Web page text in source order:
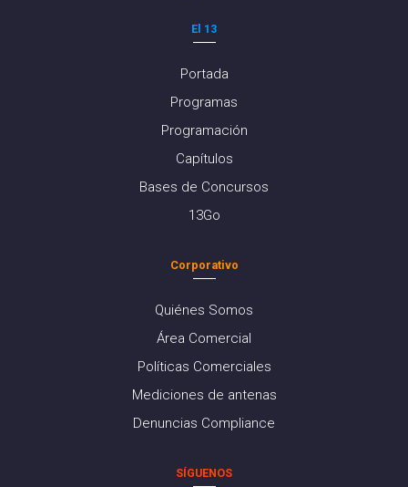
El 13
Portada
Programas
Programación
Capítulos
Bases de Concursos
13Go
Corporativo
Quiénes Somos
Área Comercial
Políticas Comerciales
Mediciones de antenas
Denuncias Compliance
SÍGUENOS